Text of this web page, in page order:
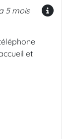
5 mois
et